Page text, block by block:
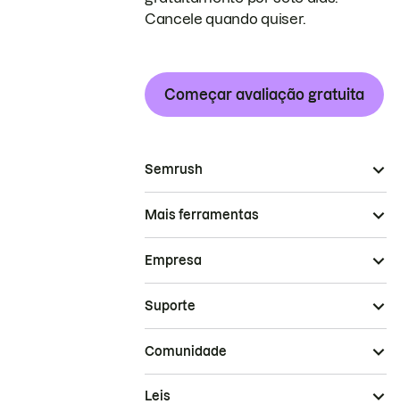
Cancele quando quiser.
Começar avaliação gratuita
Semrush
Mais ferramentas
Empresa
Suporte
Comunidade
Leis